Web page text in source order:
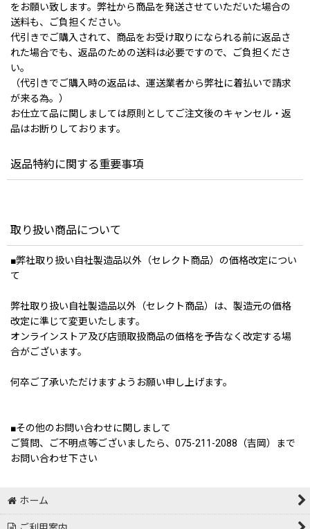
をお願い致します。弊社から商品を発送させていただいた場合の
送料も、ご負担ください。
代引きでご購入されて、商品をお受け取りになられる前に返品さ
れた場合でも、返品のための送料は必要ですので、ご負担くださ
い。
（代引きでご購入時の返品は、運送業者から弊社に着払いで請求
が来る為。）
お仕立て品に関しましては原則としてご注文後のキャンセル・返
品はお断りしております。
返品特約に関する重要事項
取り扱い商品について
■弊社取り扱い自社製造品以外（セレクト商品）の価格改定につい
て
弊社取り扱い自社製造品以外（セレクト商品）は、製造元の価格
改定に準じて変更いたします。
オンラインストア及び店頭取扱商品の価格を予告なく改定する場
合がございます。
何卒ご了承いただけますようお願い申し上げます。
■その他のお問い合わせに関しまして
ご質問、ご不明点等ございましたら、075-211-2088（吉岡）まで
お問い合わせ下さい
ホーム